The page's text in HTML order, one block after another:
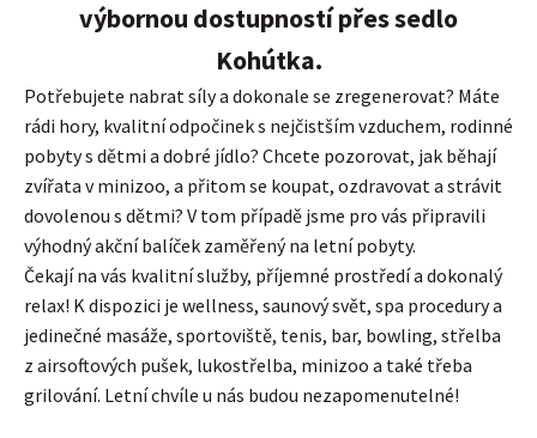
výbornou dostupností přes sedlo
Kohútka.
Potřebujete nabrat síly a dokonale se zregenerovat? Máte
rádi hory, kvalitní odpočinek s nejčistším vzduchem, rodinné
pobyty s dětmi a dobré jídlo? Chcete pozorovat, jak běhají
zvířata v minizoo, a přitom se koupat, ozdravovat a strávit
dovolenou s dětmi? V tom případě jsme pro vás připravili
výhodný akční balíček zaměřený na letní pobyty.
Čekají na vás kvalitní služby, příjemné prostředí a dokonalý
relax! K dispozici je wellness, saunový svět, spa procedury a
jedinečné masáže, sportoviště, tenis, bar, bowling, střelba
z airsoftových pušek, lukostřelba, minizoo a také třeba
grilování. Letní chvíle u nás budou nezapomenutelné!